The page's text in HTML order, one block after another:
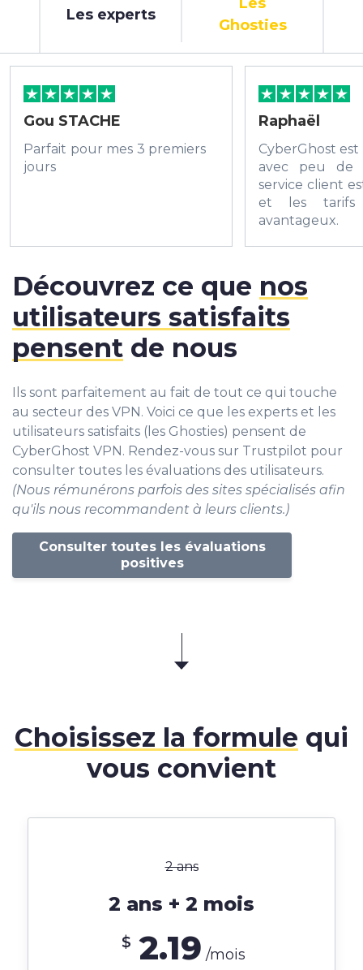
Découvrez ce que nos
utilisateurs satisfaits
pensent de nous
Ils sont parfaitement au fait de tout ce qui touche
au secteur des VPN. Voici ce que les experts et les
utilisateurs satisfaits (les Ghosties) pensent de
CyberGhost VPN. Rendez-vous sur Trustpilot pour
consulter toutes les évaluations des utilisateurs.
(Nous rémunérons parfois des sites spécialisés afin
qu'ils nous recommandent à leurs clients.)
Consulter toutes les évaluations
positives
Les experts
Ghosties
Gou STACHE
Parfait pour mes 3 premiers
jours
Raphaël
CyberGhost
avec peu de
service client
et les tarifs
Choisissez la formule qui
vous convient
2 ans
2 ans + 2 mois
$ 2.19 /mois